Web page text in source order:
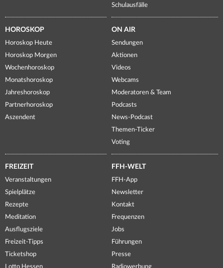
Schulausfälle
HOROSKOP
Horoskop Heute
Horoskop Morgen
Wochenhoroskop
Monatshoroskop
Jahreshoroskop
Partnerhoroskop
Aszendent
ON AIR
Sendungen
Aktionen
Videos
Webcams
Moderatoren & Team
Podcasts
News-Podcast
Themen-Ticker
Voting
FREIZEIT
Veranstaltungen
Spielplätze
Rezepte
Meditation
Ausflugsziele
Freizeit-Tipps
Ticketshop
Lotto Hessen
FFH-WELT
FFH-App
Newsletter
Kontakt
Frequenzen
Jobs
Führungen
Presse
Radiowerbung